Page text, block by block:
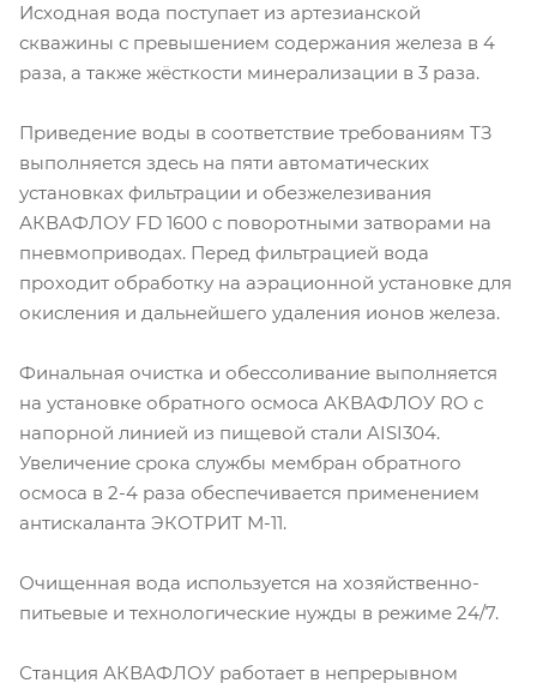
Исходная вода поступает из артезианской
скважины с превышением содержания железа в 4
раза, а также жёсткости минерализации в 3 раза.
Приведение воды в соответствие требованиям ТЗ
выполняется здесь на пяти автоматических
установках фильтрации и обезжелезивания
АКВАФЛОУ FD 1600 с поворотными затворами на
пневмоприводах. Перед фильтрацией вода
проходит обработку на аэрационной установке для
окисления и дальнейшего удаления ионов железа.
Финальная очистка и обессоливание выполняется
на установке обратного осмоса АКВАФЛОУ RO с
напорной линией из пищевой стали AISI304.
Увеличение срока службы мембран обратного
осмоса в 2-4 раза обеспечивается применением
антискаланта ЭКОТРИТ М-11.
Очищенная вода используется на хозяйственно-
питьевые и технологические нужды в режиме 24/7.
Станция АКВАФЛОУ работает в непрерывном